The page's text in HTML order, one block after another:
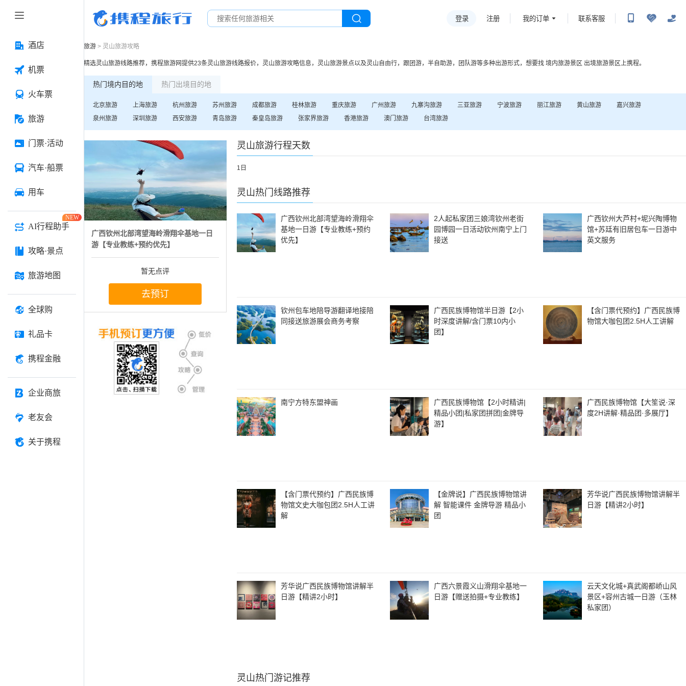
酒店
机票
火车票
旅游
门票·活动
汽车·船票
用车
AI行程助手
NEW
攻略·景点
旅游地图
全球购
礼品卡
携程金融
企业商旅
老友会
关于携程
登录 注册 我的订单 联系客服
旅游 > 灵山旅游攻略
精选灵山旅游线路推荐，携程旅游网提供23条灵山旅游线路报价， 灵山旅游攻略信息， 灵山旅游景点以及灵山 自由行，跟团游，半自助游，团队游等多种出游形式，想要找 境内旅游景区 出境旅游景区上携程。
热门境内目的地 热门出境目的地
北京旅游 上海旅游 杭州旅游 苏州旅游 成都旅游 桂林旅游 重庆旅游 广州旅游 九寨沟旅游 三亚旅游 宁波旅游 丽江旅游 黄山旅游 嘉兴旅游
泉州旅游 深圳 旅游 西安旅游 青岛旅游 秦皇岛旅游 张家界旅游 香港旅游 澳门 旅游 台湾旅游
广西钦州北部湾望海岭滑翔伞基地一日
游【专业教练+预约优先】
暂无点评
去预订
灵山旅游行程天数
1日
灵山热门线路推荐
广西钦州北部湾望海岭滑翔伞
基地一日游【专业教练+预约
优先】
2人起私家团三娘湾钦州老街
园博园一日活动钦州南宁上门
接送
广西钦州大芦村+坭兴陶博物
馆+苏廷有旧居包车一日游中
英文服务
钦州包车地陪导游翻译地接陪
同接送旅游展会商务考察
广西民族博物馆半日游【2小
时深度讲解/含门票10内小
团】
【含门票代预约】广西民族博
物馆大咖包团2.5H人工讲解
南宁方特东盟神画
广西民族博物馆【2小时精讲|
精品小团|私家团拼团|金牌导
游】
广西民族博物馆【大笙说·深
度2H讲解·精品团·多展厅】
【含门票代预约】广西民族博
物馆文史大咖包团2.5H人工讲
解
【金牌说】广西民族博物馆讲
解 智能课件 金牌导游 精品小
团
芳华说广西民族博物馆讲解半
日游【精讲2小时】
芳华说广西民族博物馆讲解半
日游【精讲2小时】
广西六景霞义山滑翔伞基地一
日游【赠送拍摄+专业教练】
云天文化城+真武阁都峤山风
景区+容州古城一日游（玉林
私家团）
灵山热门游记推荐